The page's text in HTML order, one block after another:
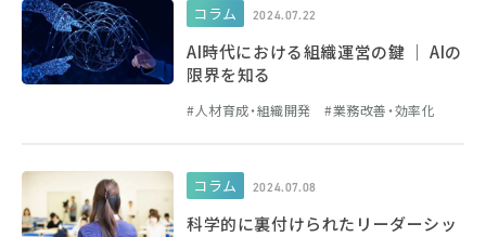
コラム 2024.07.22
AI時代における組織運営の鍵 │ AIの
限界を知る
人材育成・組織開発 業務改善・効率化
コラム 2024.07.08
科学的に裏付けられたリーダーシッ